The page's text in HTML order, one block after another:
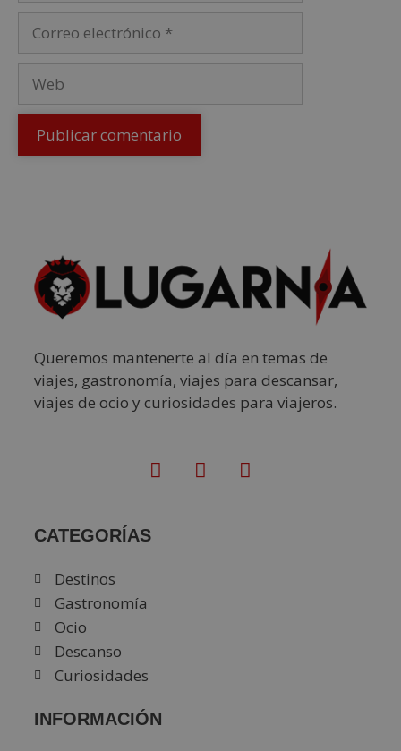
Queremos mantenerte al día en temas de
viajes, gastronomía, viajes para descansar,
viajes de ocio y curiosidades para viajeros.
CATEGORÍAS
Destinos
Gastronomía
Ocio
Descanso
Curiosidades
INFORMACIÓN